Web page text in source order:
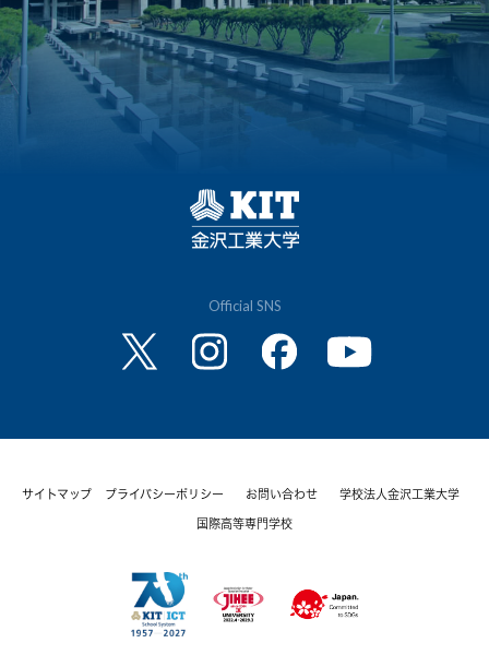
Official SNS
サイトマップ プライバシーポリシー お問い合わせ 学校法人金沢工業大学
国際高等専門学校